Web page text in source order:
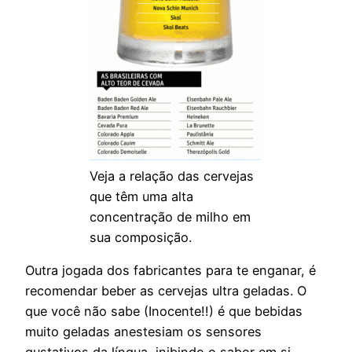
Veja a relação das cervejas
que têm uma alta
concentração de milho em
sua composição.
Outra jogada dos fabricantes para te enganar, é
recomendar beber as cervejas ultra geladas. O
que você não sabe (Inocente!!) é que bebidas
muito geladas anestesiam os sensores